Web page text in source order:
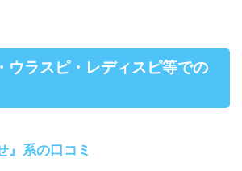
ウラスピ・レディスピ等での
』系の口コミ